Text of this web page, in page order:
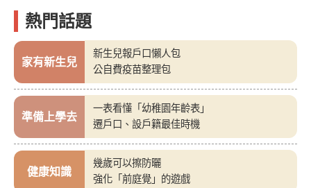
熱門話題
家有新生兒
新生兒報戶口懶人包
公自費疫苗整理包
準備上學去
一表看懂「幼稚園年齡表」
遷戶口、設戶籍最佳時機
健康知識
幾歲可以擦防曬
強化「前庭覺」的遊戲